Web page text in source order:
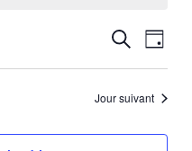
et
vues
Recherche
Jour
Jour suivant